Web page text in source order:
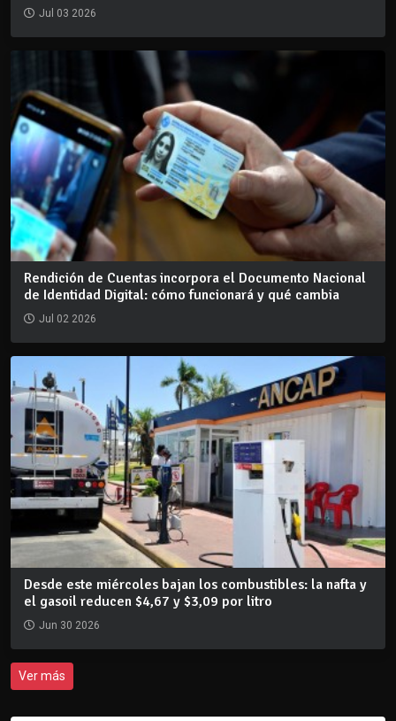
Jul 03 2026
Rendición de Cuentas incorpora el Documento Nacional
de Identidad Digital: cómo funcionará y qué cambia
Jul 02 2026
Desde este miércoles bajan los combustibles: la nafta y
el gasoil reducen $4,67 y $3,09 por litro
Jun 30 2026
Ver más